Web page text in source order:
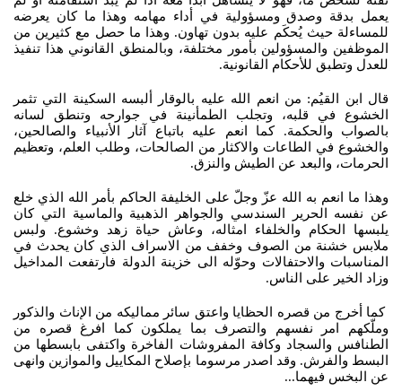
يعمل بدقة وصدق ومسؤولية في أداء مهامه وهذا ما كان يعرضه
للمساءلة حيث يُحكَم عليه بدون تهاون. وهذا ما حصل مع كثيرين من
الموظفين والمسؤولين بأمور مختلفة، وبالمنطق القانوني هذا تنفيذ
للعدل وتطبق للأحكام القانونية.
قال ابن القيُم: من انعم الله عليه بالوقار ألبسه السكينة التي تثمر
الخشوع في قلبه، وتجلب الطمأنينة في جوارحه وتنطق لسانه
بالصواب والحكمة. كما انعم عليه باتباع آثار الأنبياء والصالحين،
والخشوع في الطاعات والاكثار من الصالحات، وطلب العلم، وتعظيم
الحرمات، والبعد عن الطيش والنزق.
وهذا ما انعم به الله عزّ وجلّ على الخليفة الحاكم بأمر الله الذي خلع
عن نفسه الحرير السندسي والجواهر الذهبية والماسية التي كان
يلبسها الحكام والخلفاء امثاله، وعاش حياة زهد وخشوع. ولبس
ملابس خشنة من الصوف وخفف من الاسراف الذي كان يحدث في
المناسبات والاحتفالات وحوّله الى خزينة الدولة فارتفعت المداخيل
وزاد الخير على الناس.
كما أخرج من قصره الحظايا واعتق سائر مماليكه من الإناث والذكور
وملّكهم امر نفسهم والتصرف بما يملكون كما افرغ قصره من
الطنافس والسجاد وكافة المفروشات الفاخرة واكتفى بابسطها من
البسط والفرش. وقد اصدر مرسوما بإصلاح المكاييل والموازين وانهى
عن البخس فيهما...